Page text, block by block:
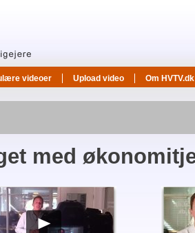
videoer Upload video Om HVTV.dk
med